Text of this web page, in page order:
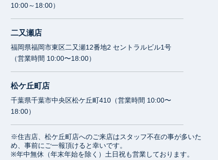
10:00～18:00）
二又瀬店
福岡県福岡市東区二又瀬12番地2 セントラルビル1号
（営業時間 10:00〜18:00）
松ケ丘町店
千葉県千葉市中央区松ケ丘町410（営業時間 10:00〜
18:00）
※住吉店、松ケ丘町店へのご来店はスタッフ不在の事が多いた
め、事前にご一報頂けると幸いです。
※年中無休（年末年始を除く）土日祝も営業しております。